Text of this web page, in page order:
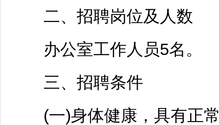
二、 招聘岗位及人数
办公室工作人员5名。
三、 招聘条件
(一)身体健康，具有正常